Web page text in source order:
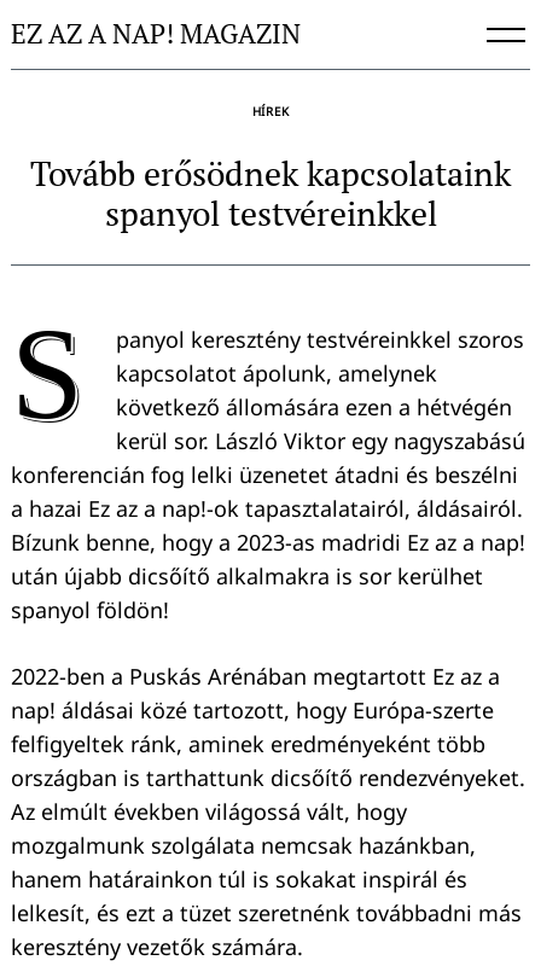
toEZ AZ A NAP! MAGAZIN
HÍREK
Tovább erősödnek kapcsolataink
spanyol testvéreinkkel
S
panyol keresztény testvéreinkkel szoros
kapcsolatot ápolunk, amelynek
következő állomására ezen a hétvégén
kerül sor. László Viktor egy nagyszabású
konferencián fog lelki üzenetet átadni és beszélni
a hazai Ez az a nap!-ok tapasztalatairól, áldásairól.
Bízunk benne, hogy a 2023-as madridi Ez az a nap!
után újabb dicsőítő alkalmakra is sor kerülhet
spanyol földön!
2022-ben a Puskás Arénában megtartott Ez az a
nap! áldásai közé tartozott, hogy Európa-szerte
felfigyeltek ránk, aminek eredményeként több
országban is tarthattunk dicsőítő rendezvényeket.
Az elmúlt években világossá vált, hogy
mozgalmunk szolgálata nemcsak hazánkban,
hanem határainkon túl is sokakat inspirál és
lelkesít, és ezt a tüzet szeretnénk továbbadni más
keresztény vezetők számára.